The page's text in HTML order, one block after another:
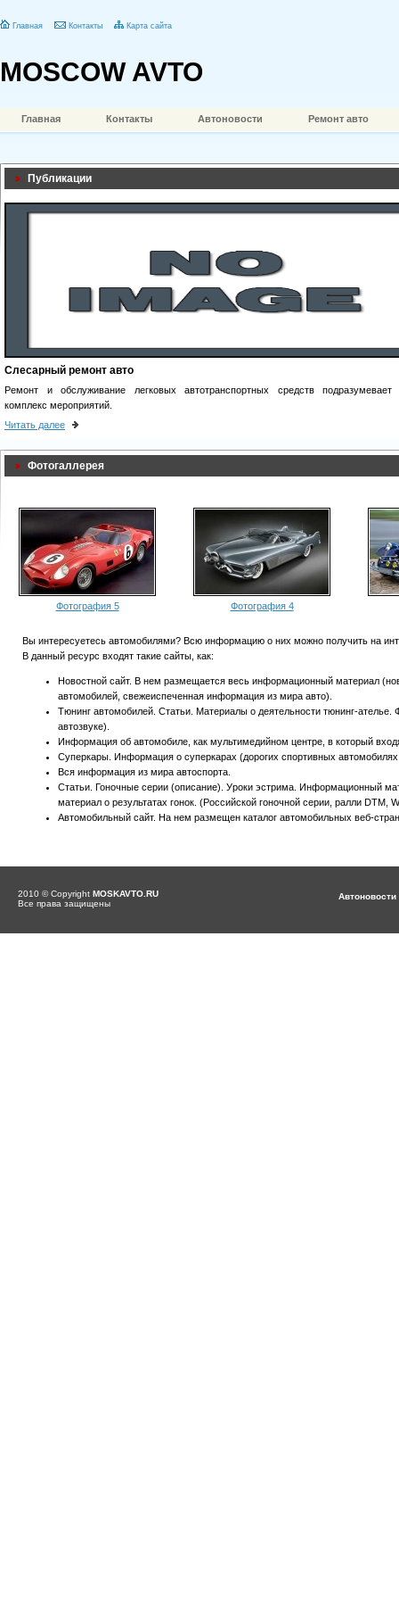
Главная Контакты Карта сайта
MOSCOW AVTO
Главная Контакты Автоновости Ремонт авто
Публикации
Слесарный ремонт авто
Ремонт и обслуживание легковых автотранспортных средств подразумевает
комплекс мероприятий.
Читать далее
Фотогаллерея
Фотография 5 Фотография 4
Вы интересуетесь автомобилями? Всю информацию о них можно получить на
В данный ресурс входят такие сайты, как:
Новостной сайт. В нем размещается весь информационный материал
автомобилей, свежеиспеченная информация из мира авто).
Тюнинг автомобилей. Статьи. Материалы о деятельности тюнинг-
автозвуке).
Информация об автомобиле, как мультимедийном центре, в который
Суперкары. Информация о суперкарах (дорогих спортивных
Вся информация из мира автоспорта.
Статьи. Гоночные серии (описание). Уроки эстрима. Информационный
материал о результатах гонок. (Российской гоночной серии, ралли DTM,
Автомобильный сайт. На нем размещен каталог автомобильных веб-
2010 © Copyright MOSKAVTO.RU
Все права защищены
Автоновости